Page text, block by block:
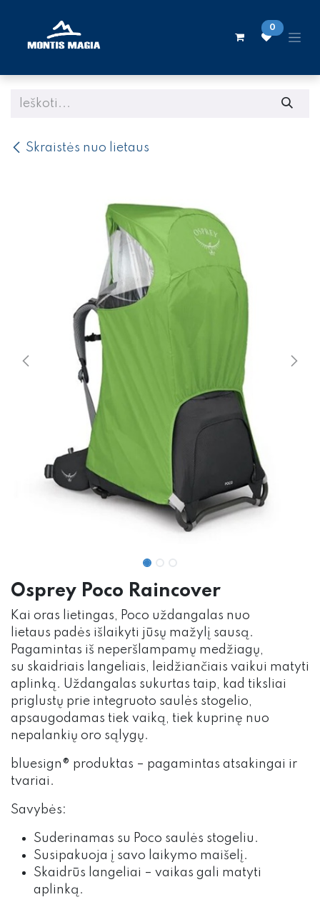
0
Skraistės nuo lietaus
Osprey Poco Raincover
Kai oras lietingas, Poco uždangalas nuo
lietaus padės išlaikyti jūsų mažylį sausą.
Pagamintas iš neperšlampamų medžiagų,
su skaidriais langeliais, leidžiančiais vaikui matyti
aplinką. Uždangalas sukurtas taip, kad tiksliai
priglustų prie integruoto saulės stogelio,
apsaugodamas tiek vaiką, tiek kuprinę nuo
nepalankių oro sąlygų.
bluesign® produktas – pagamintas atsakingai ir
tvariai.
Savybės:
Suderinamas su Poco saulės stogeliu.
Susipakuoja į savo laikymo maišelį.
Skaidrūs langeliai – vaikas gali matyti
aplinką.